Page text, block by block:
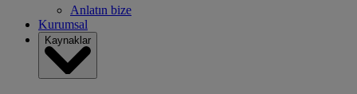
Anlatın bize
Kurumsal
Kaynaklar